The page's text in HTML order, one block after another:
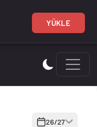
17'de 1.
26/27
YÜKLE